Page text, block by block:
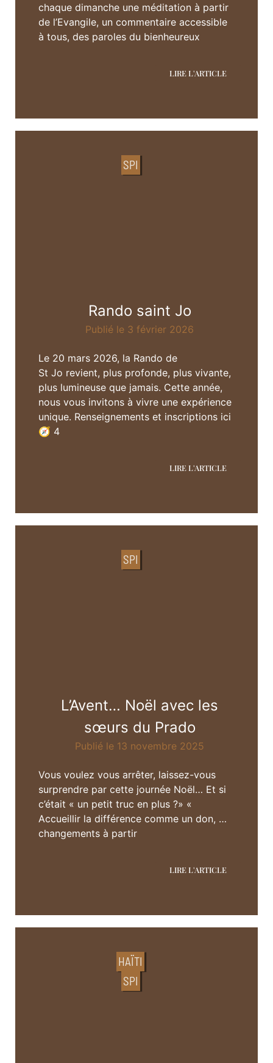
chaque dimanche une méditation à partir
de l’Evangile, un commentaire accessible
à tous, des paroles du bienheureux
LIRE L'ARTICLE
SPI
Rando saint Jo
Publié le 3 février 2026
Le 20 mars 2026, la Rando de
St Jo revient, plus profonde, plus vivante,
plus lumineuse que jamais. Cette année,
nous vous invitons à vivre une expérience
unique. Renseignements et inscriptions ici
🧭 4
LIRE L'ARTICLE
SPI
L’Avent… Noël avec les
sœurs du Prado
Publié le 13 novembre 2025
Vous voulez vous arrêter, laissez-vous
surprendre par cette journée Noël… Et si
c’était « un petit truc en plus ?» «
Accueillir la différence comme un don, …
changements à partir
LIRE L'ARTICLE
HAÏTI
SPI